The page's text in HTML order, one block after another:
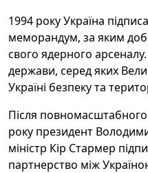
1994 року Україна
меморандум, за яким
свого ядерного арсеналу.
держави, серед яких
Україні безпеку та
Після
року президент
міністр Кір Стармер
партнерство між